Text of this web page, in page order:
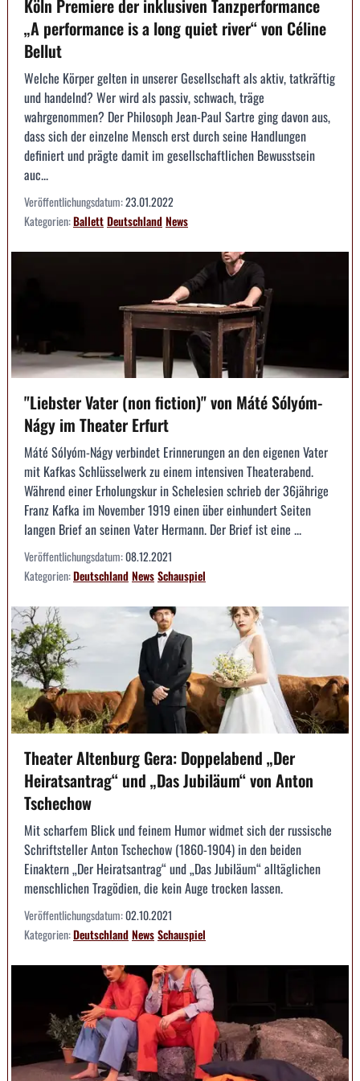
Köln Premiere der inklusiven Tanzperformance
„A performance is a long quiet river“ von Céline
Bellut
Welche Körper gelten in unserer Gesellschaft als aktiv, tatkräftig
und handelnd? Wer wird als passiv, schwach, träge
wahrgenommen? Der Philosoph Jean-Paul Sartre ging davon aus,
dass sich der einzelne Mensch erst durch seine Handlungen
definiert und prägte damit im gesellschaftlichen Bewusstsein
auc...
Veröffentlichungsdatum:23.01.2022
Kategorien:BallettDeutschlandNews
"Liebster Vater (non fiction)" von Máté Sólyóm-
Nágy im Theater Erfurt
Máté Sólyóm-Nágy verbindet Erinnerungen an den eigenen Vater
mit Kafkas Schlüsselwerk zu einem intensiven Theaterabend.
Während einer Erholungskur in Schelesien schrieb der 36jährige
Franz Kafka im November 1919 einen über einhundert Seiten
langen Brief an seinen Vater Hermann. Der Brief ist eine ...
Veröffentlichungsdatum:08.12.2021
Kategorien:DeutschlandNewsSchauspiel
Theater Altenburg Gera: Doppelabend „Der
Heiratsantrag“ und „Das Jubiläum“ von Anton
Tschechow
Mit scharfem Blick und feinem Humor widmet sich der russische
Schriftsteller Anton Tschechow (1860-1904) in den beiden
Einaktern „Der Heiratsantrag“ und „Das Jubiläum“ alltäglichen
menschlichen Tragödien, die kein Auge trocken lassen.
Veröffentlichungsdatum:02.10.2021
Kategorien:DeutschlandNewsSchauspiel